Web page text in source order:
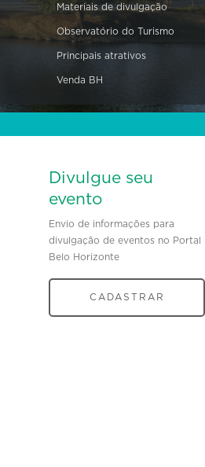
Materiais de divulgação
Observatório do Turismo
Principais atrativos
Venda BH
Divulgue seu
evento
Envio de informações para
divulgação de eventos no Portal
Belo Horizonte
CADASTRAR